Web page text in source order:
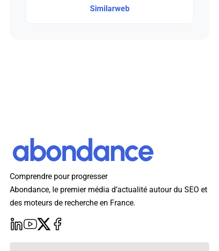
Similarweb
Comprendre pour progresser
Abondance, le premier média d’actualité autour du SEO et
des moteurs de recherche en France.